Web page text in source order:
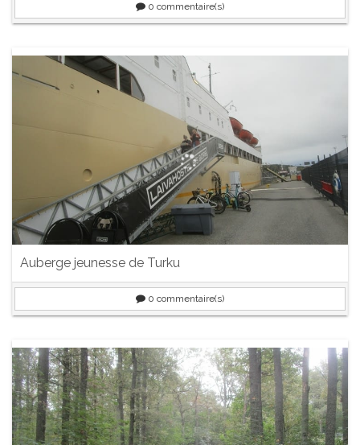
0 commentaire(s)
Auberge jeunesse de Turku
0 commentaire(s)